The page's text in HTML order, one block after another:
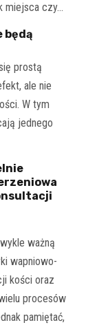
miejsca czy…
będą
prostą
ale nie
W tym
jednego
ważną
wapniowo-
kości oraz
procesów
pamiętać,